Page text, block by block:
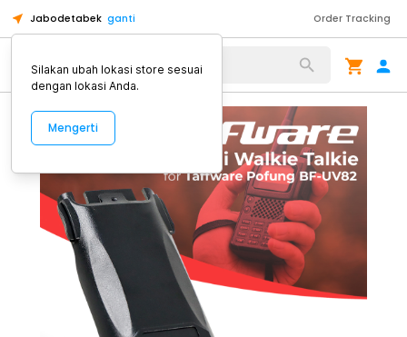
Jabodetabek ganti Order Tracking
Alat Kopi
Silakan ubah lokasi store sesuai
dengan lokasi Anda.
Mengerti